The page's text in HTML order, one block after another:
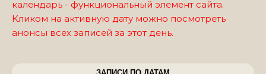
календарь - функциональный элемент сайта.
Кликом на активную дату можно посмотреть
анонсы всех записей за этот день.